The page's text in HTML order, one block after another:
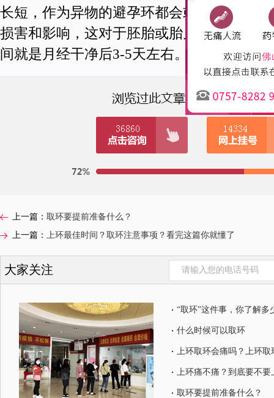
长短，作为异物的避孕环都会或多或少地对
损害和影响，这对于胚胎或胎儿的生长发育
间就是月经干净后3-5天左右。
上一篇： 取环要提前准备什么？
上一篇： 上环最佳时间？取环注意事项？看完这篇你就懂了
大家关注
“取环”这件事，你了解多
什么时候可以取环
上环取环会痛吗？上环
上环痛不痛？到底要不要
取环要提前准备什么？